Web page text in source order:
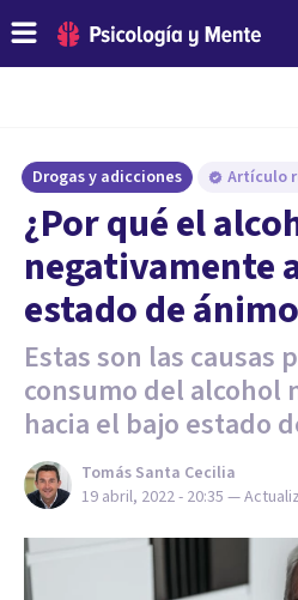
Drogas y adicciones Artículo
¿Por qué el
negativamente
estado de
Estas son las causas
consumo del alcohol
hacia el bajo estado
Tomás Santa Cecilia
19 abril, 2022 - 20:35 —